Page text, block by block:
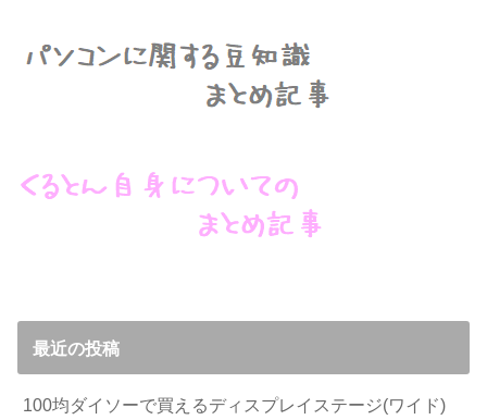
最近の投稿
100均ダイソーで買えるディスプレイステージ(ワイド)